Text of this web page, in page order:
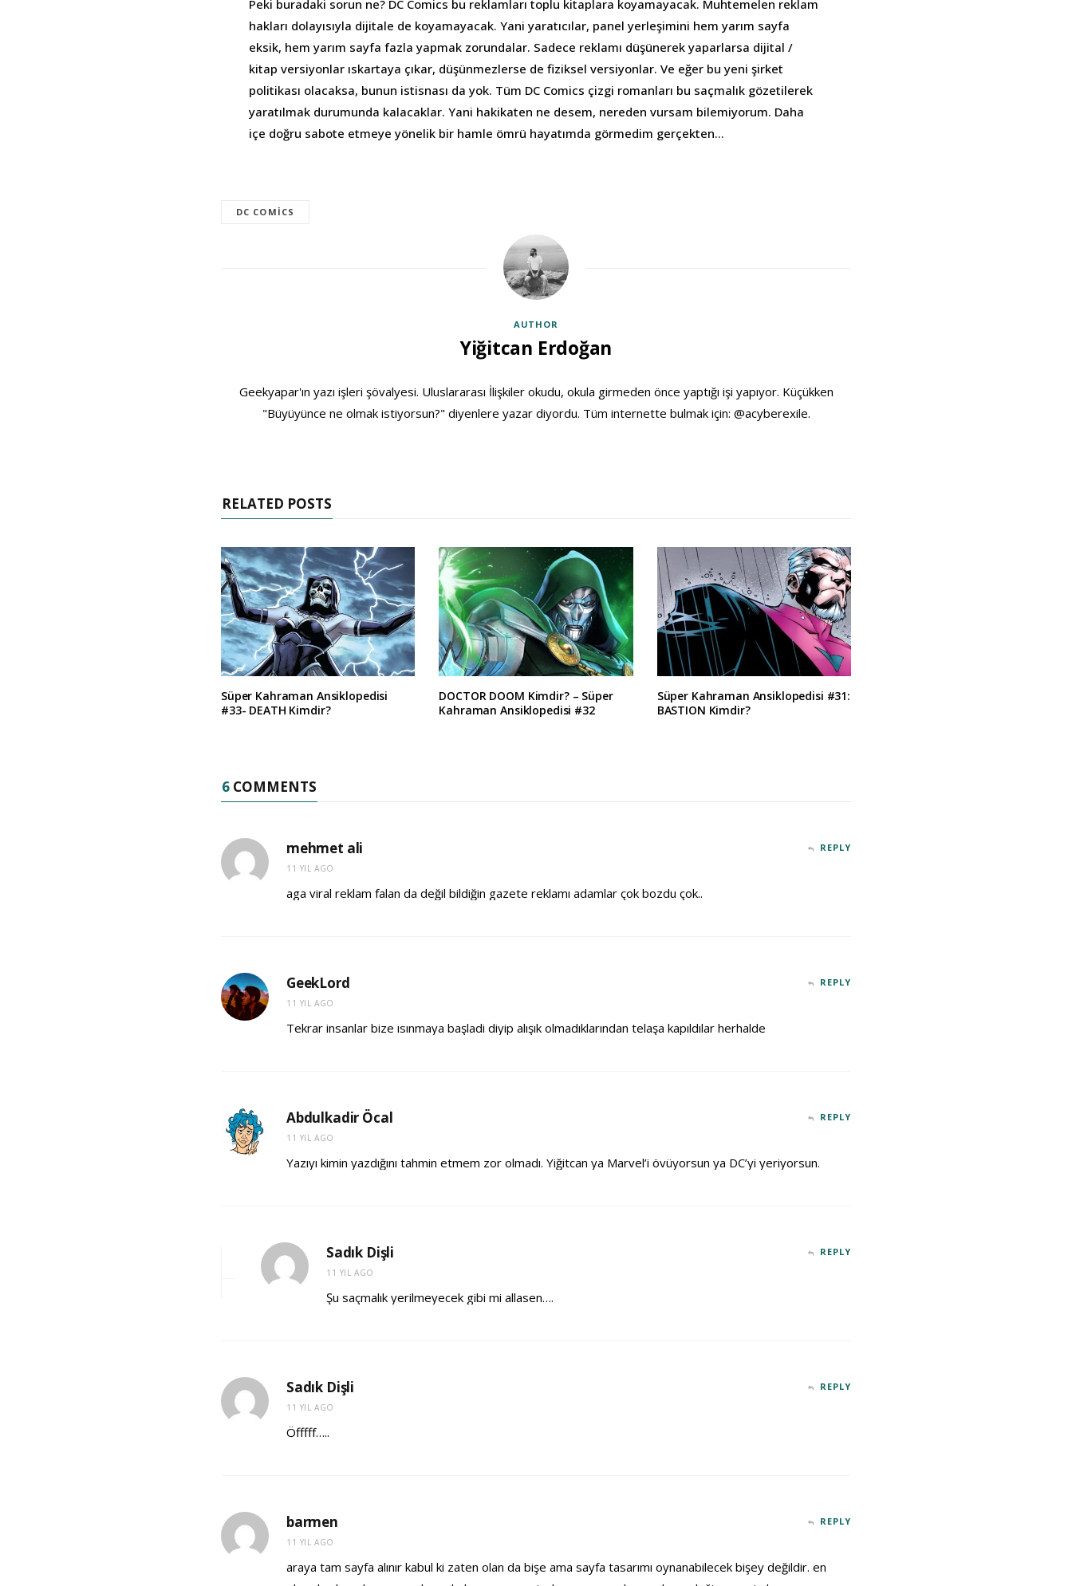
Peki buradaki sorun ne? DC Comics bu reklamları toplu kitaplara koyamayacak. Muhtemelen reklam
hakları dolayısıyla dijitale de koyamayacak. Yani yaratıcılar, panel yerleşimini hem yarım sayfa
eksik, hem yarım sayfa fazla yapmak zorundalar. Sadece reklamı düşünerek yaparlarsa dijital /
kitap versiyonlar ıskartaya çıkar, düşünmezlerse de fiziksel versiyonlar. Ve eğer bu yeni şirket
politikası olacaksa, bunun istisnası da yok. Tüm DC Comics çizgi romanları bu saçmalık gözetilerek
yaratılmak durumunda kalacaklar. Yani hakikaten ne desem, nereden vursam bilemiyorum. Daha
içe doğru sabote etmeye yönelik bir hamle ömrü hayatımda görmedim gerçekten…
DC COMICS
AUTHOR
Yiğitcan Erdoğan
Geekyapar'ın yazı işleri şövalyesi. Uluslararası İlişkiler okudu, okula girmeden önce yaptığı işi yapıyor. Küçükken
"Büyüyünce ne olmak istiyorsun?" diyenlere yazar diyordu. Tüm internette bulmak için: @acyberexile.
RELATED POSTS
Süper Kahraman Ansiklopedisi
#33- DEATH Kimdir?
DOCTOR DOOM Kimdir? – Süper
Kahraman Ansiklopedisi #32
Süper Kahraman Ansiklopedisi #31:
BASTION Kimdir?
6 COMMENTS
mehmet ali
11 YIL AGO
REPLY
aga viral reklam falan da değil bildiğin gazete reklamı adamlar çok bozdu çok..
GeekLord
11 YIL AGO
REPLY
Tekrar insanlar bize ısınmaya başladi diyip alışık olmadıklarından telaşa kapıldılar herhalde
Abdulkadir Öcal
11 YIL AGO
REPLY
Yazıyı kimin yazdığını tahmin etmem zor olmadı. Yiğitcan ya Marvel’i övüyorsun ya DC’yi yeriyorsun.
Sadık Dişli
11 YIL AGO
REPLY
Şu saçmalık yerilmeyecek gibi mi allasen….
Sadık Dişli
11 YIL AGO
REPLY
Öfffff…..
barmen
11 YIL AGO
REPLY
araya tam sayfa alınır kabul ki zaten olan da bişe ama sayfa tasarımı oynanabilecek bişey değildir. en